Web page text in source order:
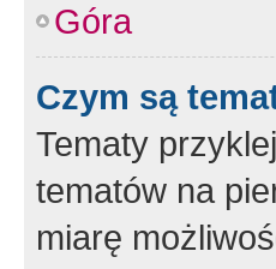
Góra
Czym są
Tematy
tematów na
miarę